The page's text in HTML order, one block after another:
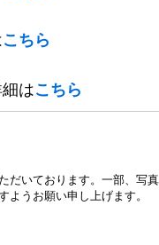
こちら
はこちら
いております。一部、写
ようお願い申し上げます。